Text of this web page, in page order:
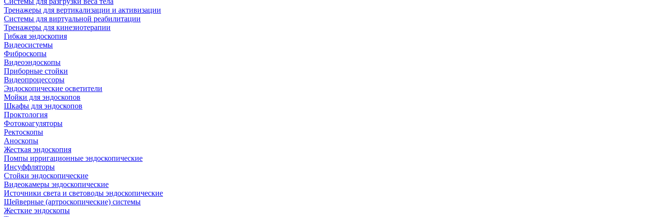
Тренажеры для вертикализации и активизации
Системы для виртуальной реабилитации
Тренажеры для кинезиотерапии
Гибкая эндоскопия
Видеосистемы
Фиброскопы
Видеоэндоскопы
Приборные стойки
Видеопроцессоры
Эндоскопические осветители
Мойки для эндоскопов
Шкафы для эндоскопов
Проктология
Фотокоагуляторы
Ректоскопы
Аноскопы
Жесткая эндоскопия
Помпы ирригационные эндоскопические
Инсуффляторы
Стойки эндоскопические
Видеокамеры эндоскопические
Источники света и световоды эндоскопические
Шейверные (артроскопические) системы
Жесткие эндоскопы